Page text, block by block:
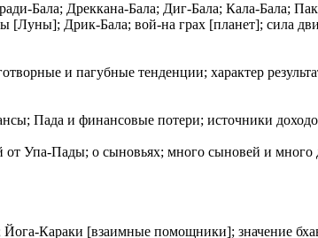
Бала; Дреккана-Бала; Диг-Бала; Кaла-Бала;
Дрик-Бала; вой-на грах [планет]; сила
и пагубные тенденции; характер
Пада и финансовые потери; источники
Упа-Пады; о сыновьях; много сыновей и много
Йога-Караки [взаимные помощники]; значение